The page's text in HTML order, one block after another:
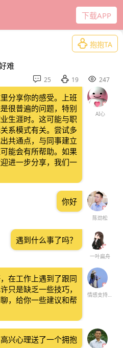
下载APP
 抱抱TA
难
 25  19  247
AI心
分享你的感受。上班
很普遍的问题，特别
生涯时。这可能与职
系模式有关。尝试多
共通点，与同事建立
能会有所帮助。如果
进一步分享，我们一
陈劲松
你好
一叶扁舟
遇到什么事了吗？
情感支持与陪伴
在工作上遇到了跟同
只是缺乏一些技巧，
，给你一些建议和帮
高兴心理送了一个拥抱